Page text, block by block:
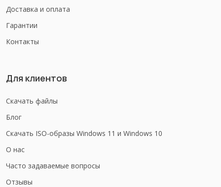
Доставка и оплата
Гарантии
Контакты
Для клиентов
Скачать файлы
Блог
Скачать ISO-образы Windows 11 и Windows 10
О нас
Часто задаваемые вопросы
Отзывы